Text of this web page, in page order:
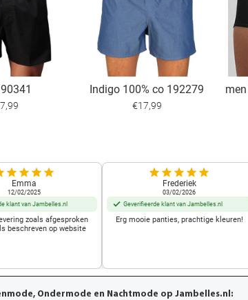
Indigo 100% co 192279
€17,99
Emma
12/02/2025
klant van Jambelles.nl
zoals afgesproken
beschreven op website
Frederiek
03/02/2026
Geverifieerde klant van Jambelles.nl
Erg mooie panties, prachtige kleuren!
Ondermode en Nachtmode op Jambelles.nl: